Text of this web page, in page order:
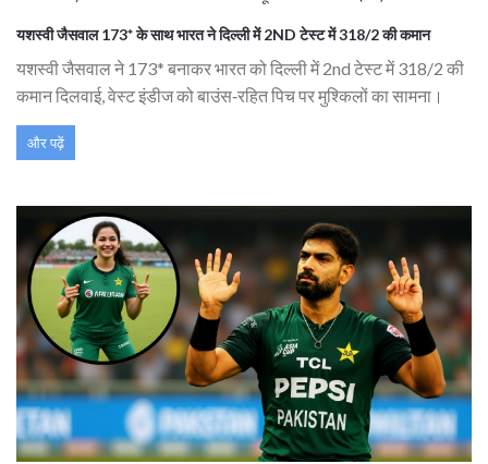
यशस्वी जैसवाल 173* के साथ भारत ने दिल्ली में 2ND टेस्ट में 318/2 की कमान
यशस्वी जैसवाल ने 173* बनाकर भारत को दिल्ली में 2nd टेस्ट में 318/2 की
कमान दिलवाई, वेस्ट इंडीज को बाउंस‑रहित पिच पर मुश्किलों का सामना।
और पढ़ें